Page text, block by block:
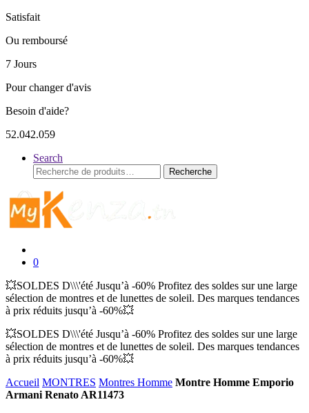
Satisfait
Ou remboursé
7 Jours
Pour changer d'avis
Besoin d'aide?
52.042.059
Search
Recherche
pour :
Recherche
0
💥SOLDES D\\\'été Jusqu’à -60% Profitez des soldes sur une large
sélection de montres et de lunettes de soleil. Des marques tendances
à prix réduits jusqu’à -60%💥
💥SOLDES D\\\'été Jusqu’à -60% Profitez des soldes sur une large
sélection de montres et de lunettes de soleil. Des marques tendances
à prix réduits jusqu’à -60%💥
Accueil MONTRES Montres Homme Montre Homme Emporio
Armani Renato AR11473